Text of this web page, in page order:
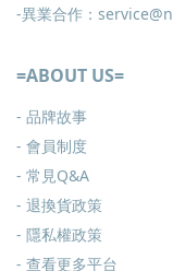
-異業合作：
=ABOUT US=
- 品牌故事
- 會員制度
- 常見Q&A
- 退換貨政策
- 隱私權政策
- 查看更多平台